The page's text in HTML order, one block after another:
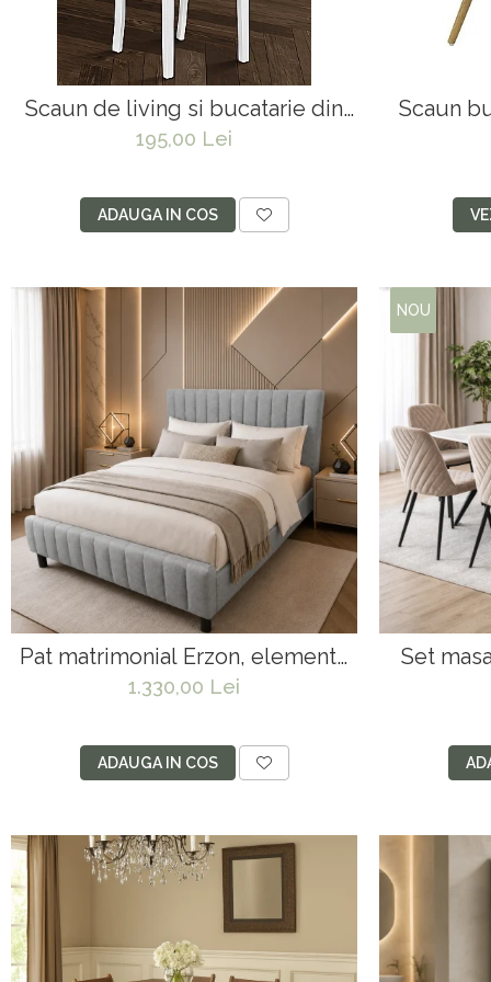
Masa si scaune gradinita
Seturi comode living si dormitor
Scaun de living si bucatarie din
lemn masiv Hudson, tapiterie
stofa,100 kg, 94x50x42 cm,
195,00 Lei
ADAUGA IN COS
Scaun
232P,
Pat matrimonial Erzon, elemente
lemn masiv, tapitat cu stofa, cu
1.330,00 Lei
ADAUGA IN COS
NOU
Set
blat